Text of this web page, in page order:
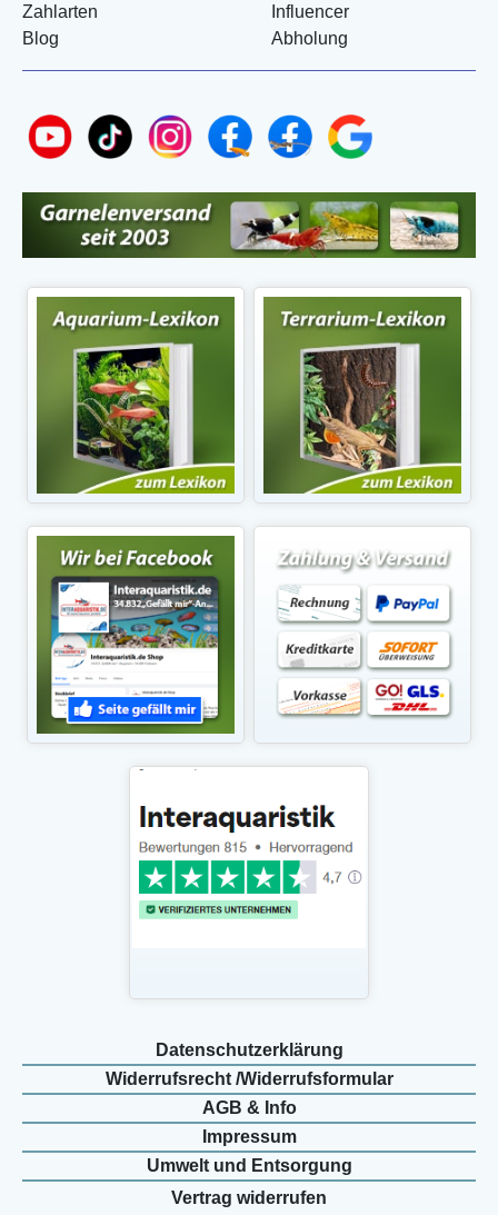
Zahlarten
Blog
Influencer
Abholung
Daten­schutz­erklärung
Widerrufs­recht /Widerrufs­formular
AGB & Info
Impressum
Umwelt und Entsorgung
Vertrag widerrufen